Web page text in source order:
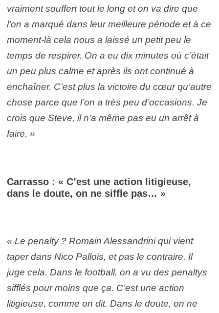
vraiment souffert tout le long et on va dire que
l’on a marqué dans leur meilleure période et à ce
moment-là cela nous a laissé un petit peu le
temps de respirer. On a eu dix minutes où c’était
un peu plus calme et après ils ont continué à
enchaîner. C’est plus la victoire du cœur qu’autre
chose parce que l’on a très peu d’occasions. Je
crois que Steve, il n’a même pas eu un arrêt à
faire. »
Carrasso : « C’est une action litigieuse,
dans le doute, on ne siffle pas… »
« Le penalty ? Romain Alessandrini qui vient
taper dans Nico Pallois, et pas le contraire. Il
juge cela. Dans le football, on a vu des penaltys
sifflés pour moins que ça. C’est une action
litigieuse, comme on dit. Dans le doute, on ne